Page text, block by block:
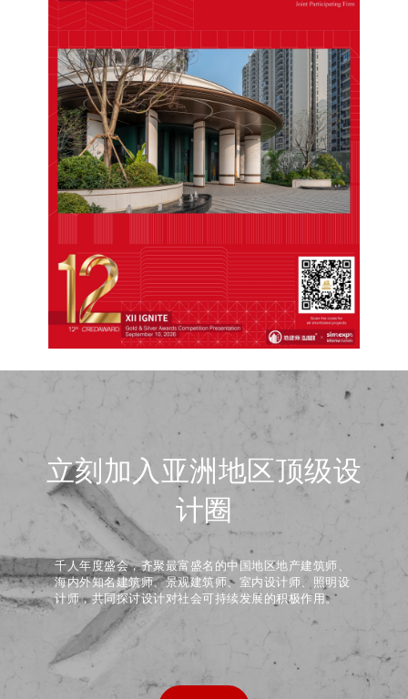
立刻加入亚洲地区顶级设
计圈
千人年度盛会，齐聚最富盛名的中国地区地产建筑师、
海内外知名建筑师、景观建筑师、室内设计师、照明设
计师，共同探讨设计对社会可持续发展的积极作用。